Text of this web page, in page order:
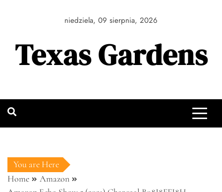
niedziela, 09 sierpnia, 2026
Texas Gardens
You are Here
Home
Amazon